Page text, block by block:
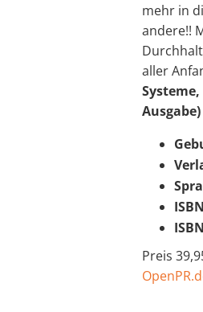
mehr in
andere!!
aller
Ausgabe)
Preis